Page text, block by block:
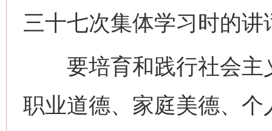
三十七次集体学习时的讲
要培育和践行社会主
职业道德、家庭美德、